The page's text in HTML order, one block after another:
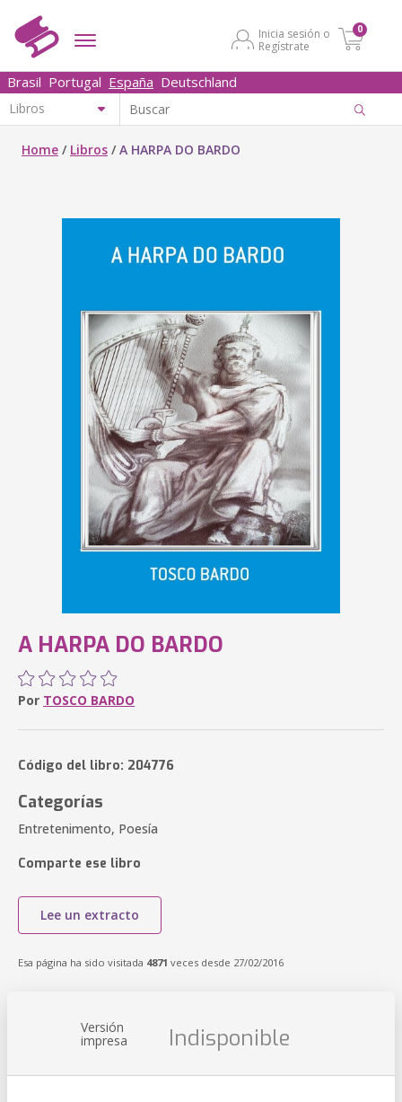
Inicia sesión o
Regístrate
0
Brasil Portugal España Deutschland
Home / Libros /A HARPA DO BARDO
A HARPA DO BARDO
Por TOSCO BARDO
Código del libro: 204776
Categorías
Entretenimento, Poesía
Comparte ese libro
Lee un extracto
Esa página ha sido visitada 4871 veces desde 27/02/2016
Versión
impresa Indisponible